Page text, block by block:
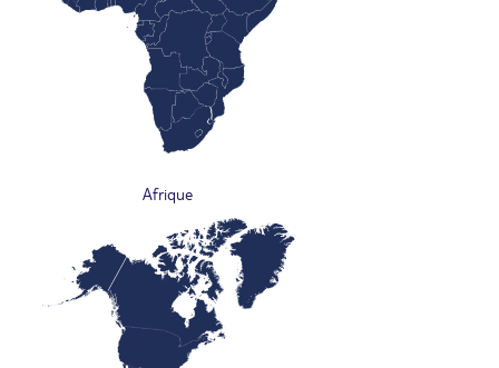
Afrique